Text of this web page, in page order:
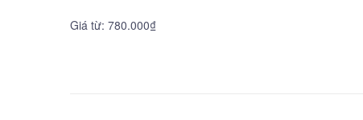
Giá từ: 780.000₫